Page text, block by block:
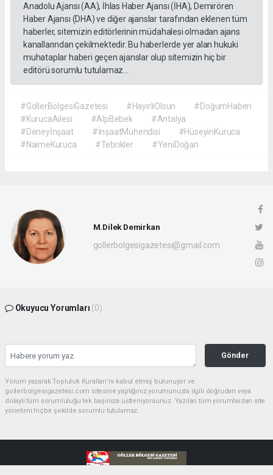
Anadolu Ajansı (AA), İhlas Haber Ajansı (İHA), Demirören
Haber Ajansı (DHA) ve diğer ajanslar tarafından eklenen tüm
haberler, sitemizin editörlerinin müdahalesi olmadan ajans
kanallarından çekilmektedir. Bu haberlerde yer alan hukuki
muhataplar haberi geçen ajanslar olup sitemizin hiç bir
editörü sorumlu tutulamaz...
#GöllerBölgesiGazetesi #HayırlıOlsun
#DoğumHaberi
#KurucaAilesi
#AlpBebek
#Antalya
#Deneyİnşaat
#İnşaatMühendisi
#HüseyinKuruca
#NaimeKuruca
#Tebrikler #YeniDoğan
M.Dilek Demirkan
gollerbolgesigazetesi@gmail.com
Okuyucu Yorumları (0)
Gönder
Yorum yazarak Topluluk Kuralları’nı kabul etmiş bulunuyor ve
gollerbolgesigazetesi.com sitesine yaptığınız yorumunuzla ilgili doğrudan veya
dolaylı tüm sorumluluğu tek başınıza üstleniyorsunuz. Yazılan tüm yorumlardan site
yönetimi hiçbir şekilde sorumlu tutulamaz.